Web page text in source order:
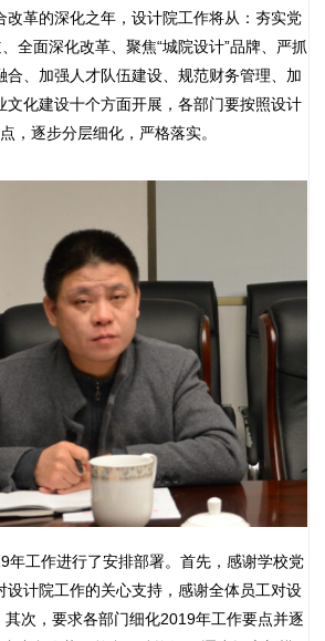
改革的深化之年，设计院工作将从：夯实党
全面深化改革、聚焦“城院设计”品牌、严抓
合、加强人才队伍建设、规范财务管理、加
文化建设十个方面开展，各部门要按照设计
，逐步分层细化，严格落实。
年工作进行了安排部署。首先，感谢学校党
设计院工作的关心支持，感谢全体员工对设
次，要求各部门细化2019年工作要点并逐